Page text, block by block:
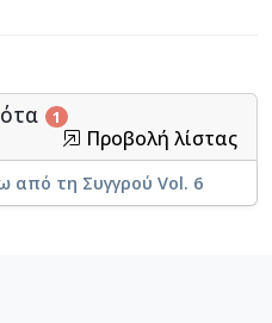
1
Προβολή λίστας
από τη Συγγρού Vol. 6